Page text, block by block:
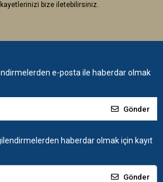
bize iletebilirsiniz.
e-posta ile haberdar olmak
Gönder
haberdar olmak için kayıt
Gönder